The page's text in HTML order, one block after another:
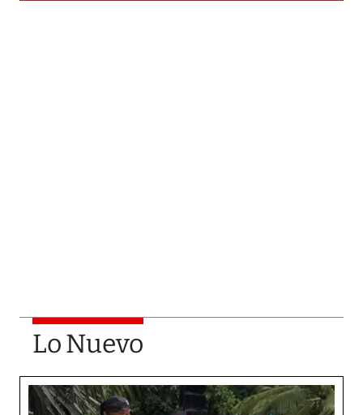
Lo Nuevo